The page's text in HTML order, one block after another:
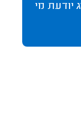
יודעת מי